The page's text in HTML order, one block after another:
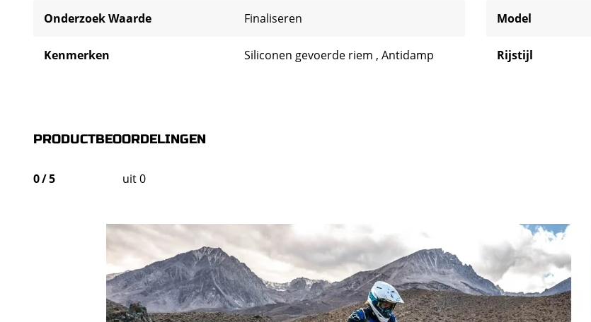
Onderzoek Waarde Finaliseren
Kenmerken Siliconen gevoerde riem , Antidamp
Model
Rijstijl
PRODUCTBEOORDELINGEN
0/5 uit 0